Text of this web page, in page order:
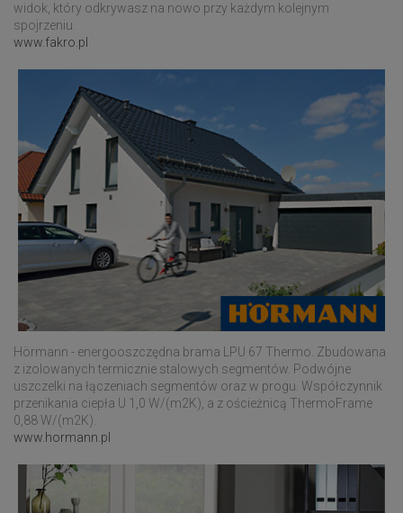
widok, który odkrywasz na nowo przy każdym kolejnym
spojrzeniu.
www.fakro.pl
Hörmann - energooszczędna brama LPU 67 Thermo. Zbudowana
z izolowanych termicznie stalowych segmentów. Podwójne
uszczelki na łączeniach segmentów oraz w progu. Współczynnik
przenikania ciepła U 1,0 W/(m2K), a z ościeżnicą ThermoFrame
0,88 W/(m2K).
www.hormann.pl